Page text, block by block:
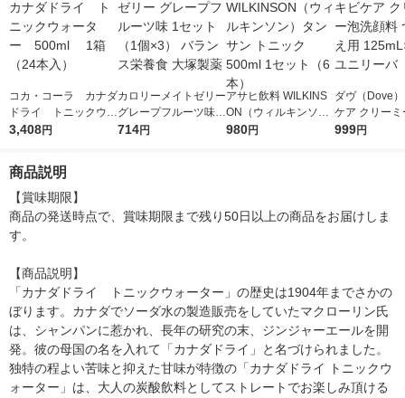
コカ・コーラ カナダ
ドライ トニックウォ
ーター 500ml 1箱
3,408円
カロリーメイトゼリー
グレープフルーツ味 1
セット（1個×3） バラ
714円
アサヒ飲料 WILKINS
ON（ウィルキンソ
ン）タンサン トニッ
980円
ダヴ（Dove
ケア クリーミ
顔料 つめか
999円
商品説明
【賞味期限】
商品の発送時点で、賞味期限まで残り50日以上の商品をお届けしま
す。
【商品説明】
「カナダドライ　トニックウォーター」の歴史は1904年までさかの
ぼります。カナダでソーダ水の製造販売をしていたマクローリン氏
は、シャンパンに惹かれ、長年の研究の末、ジンジャーエールを開
発。彼の母国の名を入れて「カナダドライ」と名づけられました。
独特の程よい苦味と抑えた甘味が特徴の「カナダドライ トニックウ
ォーター」は、大人の炭酸飲料としてストレートでお楽しみ頂ける